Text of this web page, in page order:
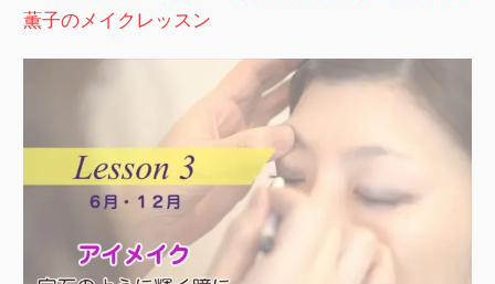
薫子のメイクレッスン